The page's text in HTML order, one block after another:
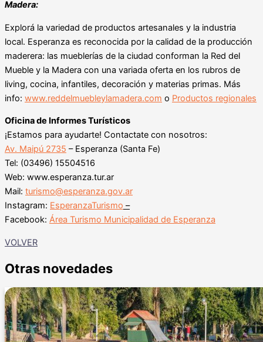
Madera:
Explorá la variedad de productos artesanales y la industria
local. Esperanza es reconocida por la calidad de la producción
maderera: las mueblerías de la ciudad conforman la Red del
Mueble y la Madera con una variada oferta en los rubros de
living, cocina, infantiles, decoración y materias primas. Más
info: www.reddelmuebleylamadera.com o Productos regionales
Oficina de Informes Turísticos
¡Estamos para ayudarte! Contactate con nosotros:
Av. Maipú 2735 – Esperanza (Santa Fe)
Tel: (03496) 15504516
Web: www.esperanza.tur.ar
Mail: turismo@esperanza.gov.ar
Instagram: EsperanzaTurismo –
Facebook: Área Turismo Municipalidad de Esperanza
VOLVER
Otras novedades